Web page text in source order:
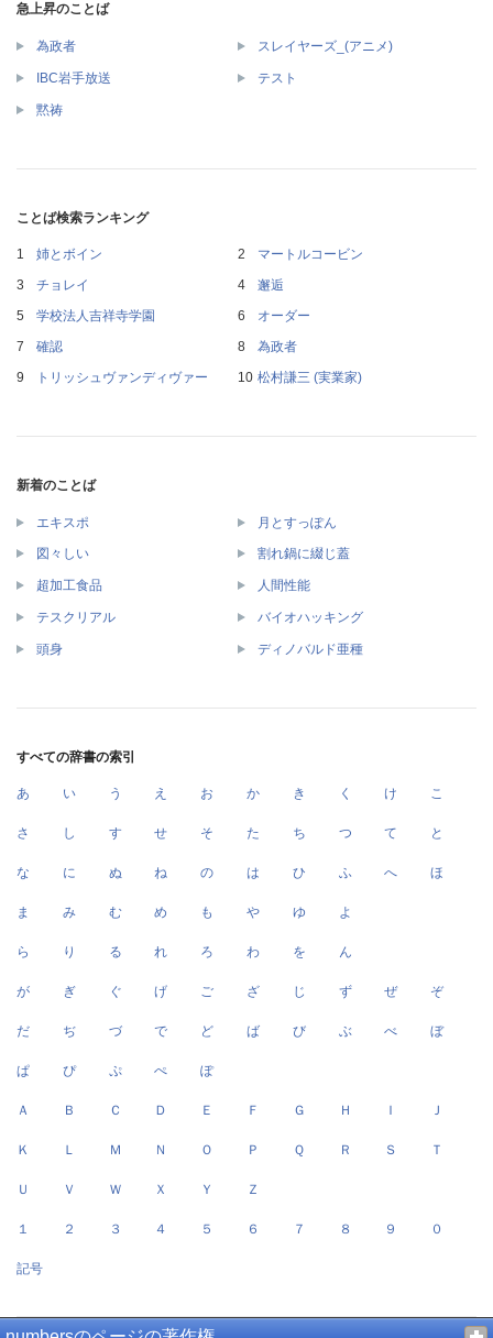
急上昇のことば
為政者 スレイヤーズ_(アニメ)
IBC岩手放送 テスト
黙祷
ことば検索ランキング
姉とボイン
マートルコービン
チョレイ
邂逅
学校法人吉祥寺学園
オーダー
確認
為政者
トリッシュヴァンディヴァー
松村謙三 (実業家)
新着のことば
エキスポ 月とすっぽん
図々しい 割れ鍋に綴じ蓋
超加工食品 人間性能
テスクリアル バイオハッキング
頭身 ディノバルド亜種
すべての辞書の索引
あ い う え お か き く け こ
さ し す せ そ た ち つ て と
な に ぬ ね の は ひ ふ へ ほ
ま み む め も や ゆ よ
ら り る れ ろ わ を ん
が ぎ ぐ げ ご ざ じ ず ぜ ぞ
だ ぢ づ で ど ば び ぶ べ ぼ
ぱ ぴ ぷ ぺ ぽ
Ａ Ｂ Ｃ Ｄ Ｅ Ｆ Ｇ Ｈ Ｉ Ｊ
Ｋ Ｌ Ｍ Ｎ Ｏ Ｐ Ｑ Ｒ Ｓ Ｔ
Ｕ Ｖ Ｗ Ｘ Ｙ Ｚ
１ ２ ３ ４ ５ ６ ７ ８ ９ ０
記号